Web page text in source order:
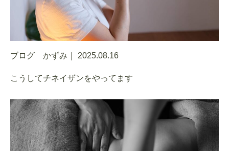
ブログ かずみ｜ 2025.08.16
こうしてチネイザンをやってます